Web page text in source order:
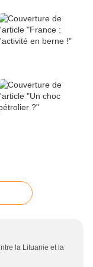
la Lituanie et la